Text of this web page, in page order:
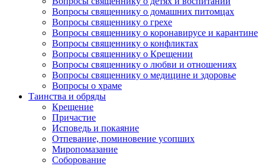
Вопросы священнику о домашних питомцах
Вопросы священнику о грехе
Вопросы священнику о коронавирусе и карантине
Вопросы священнику о конфликтах
Вопросы священнику о Крещении
Вопросы священнику о любви и отношениях
Вопросы священнику о медицине и здоровье
Вопросы о храме
Таинства и обряды
Крещение
Причастие
Исповедь и покаяние
Отпевание, поминовение усопших
Миропомазание
Соборование